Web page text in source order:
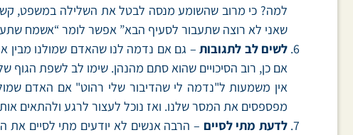
למה? כי מרוב שהשומע מנסה לבטל את השלילה במשפט,
שאני לא רוצה שתעבור לסעיף הבא” אפשר לומר “אשמח
לשים לב לתגובות– גם אם נדמה לנו שהאדם שמולנו מבין
אם כן, רוב הסיכויים שהוא סתם מהנהן. שימו לב לשפת הגוף
אין משמעות ל"נדמה לי שהדיבור שלי רהוט" אם האדם
מפספסים את המסר שלנו. ואז נוכל לעצור לרגע ולהתאים
לדעת מתי לסיים – הרבה אנשים לא יודעים מתי לסיים